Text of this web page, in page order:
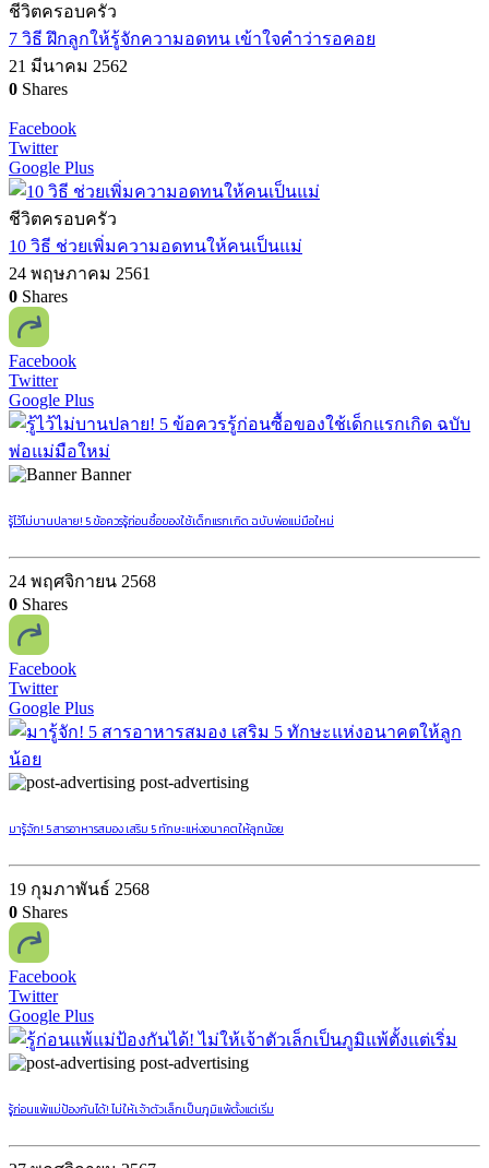
ชีวิตครอบครัว
7 วิธี ฝึกลูกให้รู้จักความอดทน เข้าใจคำว่ารอคอย
21 มีนาคม 2562
0 Shares
Facebook
Twitter
Google Plus
ชีวิตครอบครัว
10 วิธี ช่วยเพิ่มความอดทนให้คนเป็นแม่
24 พฤษภาคม 2561
0 Shares
Facebook
Twitter
Google Plus
Banner
รู้ไว้ไม่บานปลาย! 5 ข้อควรรู้ก่อนซื้อของใช้เด็กแรกเกิด ฉบับพ่อแม่มือใหม่
24 พฤศจิกายน 2568
0 Shares
Facebook
Twitter
Google Plus
post-advertising
มารู้จัก! 5 สารอาหารสมอง เสริม 5 ทักษะแห่งอนาคตให้ลูกน้อย
19 กุมภาพันธ์ 2568
0 Shares
Facebook
Twitter
Google Plus
post-advertising
รู้ก่อนแพ้แม่ป้องกันได้! ไม่ให้เจ้าตัวเล็กเป็นภูมิแพ้ตั้งแต่เริ่ม